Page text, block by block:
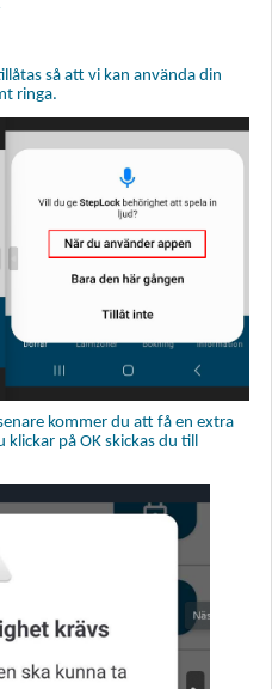
så att vi kan använda din
ringa.
kommer du att få en extra
på OK skickas du till